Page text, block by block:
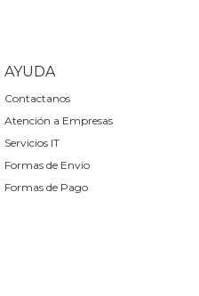
AYUDA
Contactanos
Atención a Empresas
Servicios IT
Formas de Envío
Formas de Pago